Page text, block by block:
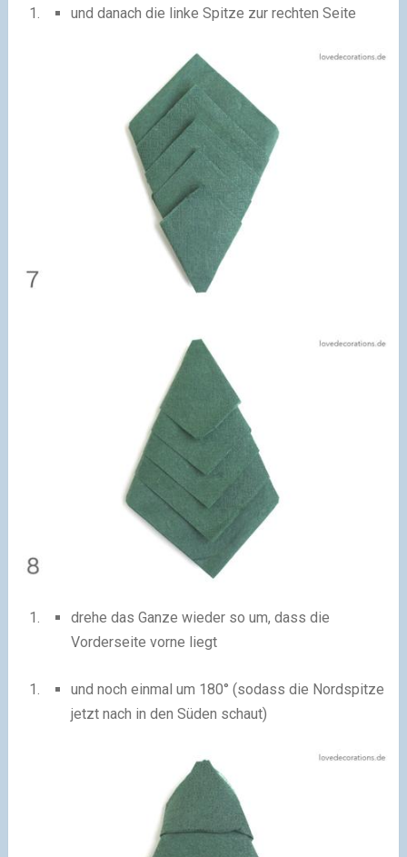
und danach die linke Spitze zur rechten Seite
drehe das Ganze wieder so um, dass die
Vorderseite vorne liegt
und noch einmal um 180° (sodass die Nordspitze
jetzt nach in den Süden schaut)